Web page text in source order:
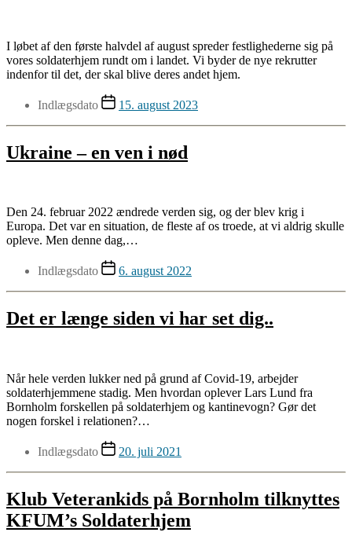
I løbet af den første halvdel af august spreder festlighederne sig på
vores soldaterhjem rundt om i landet. Vi byder de nye rekrutter
indenfor til det, der skal blive deres andet hjem.
Indlægsdato 15. august 2023
Ukraine – en ven i nød
Den 24. februar 2022 ændrede verden sig, og der blev krig i
Europa. Det var en situation, de fleste af os troede, at vi aldrig skulle
opleve. Men denne dag,…
Indlægsdato 6. august 2022
Det er længe siden vi har set dig..
Når hele verden lukker ned på grund af Covid-19, arbejder
soldaterhjemmene stadig. Men hvordan oplever Lars Lund fra
Bornholm forskellen på soldaterhjem og kantinevogn? Gør det
nogen forskel i relationen?…
Indlægsdato 20. juli 2021
Klub Veterankids på Bornholm tilknyttes
KFUM’s Soldaterhjem